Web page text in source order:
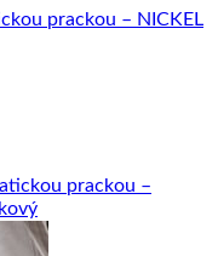
prackou – NICKEL